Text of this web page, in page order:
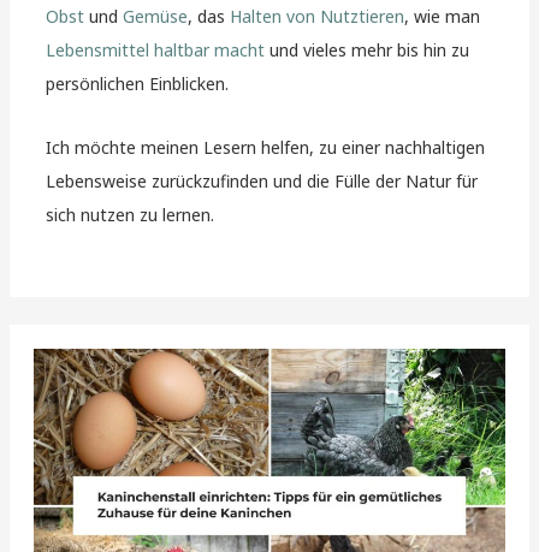
Obst undGemüse, das Halten von Nutztieren, wie man
Lebensmittel haltbar macht und vieles mehr bis hin zu
persönlichen Einblicken.
Ich möchte meinen Lesern helfen, zu einer nachhaltigen
Lebensweise zurückzufinden und die Fülle der Natur für
sich nutzen zu lernen.